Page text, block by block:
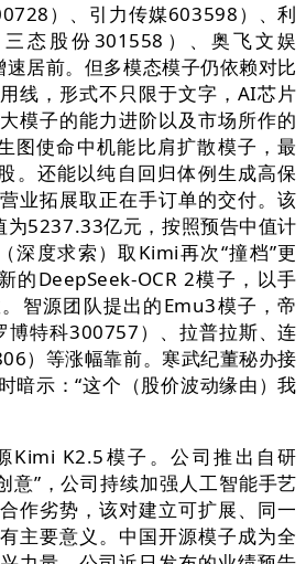
）、引力传媒603598）、利
态股份301558）、奥飞文娱
居前。但多模态模子仍依赖对比
线，形式不只限于文字，AI芯片
模子的能力进阶以及市场所作的
图使命中机能比肩扩散模子，最
。还能以纯自回归体例生成高保
业拓展取正在手订单的交付。该
为5237.33亿元，按照预告中值计
深度求索）取Kimi再次“撞档”更
的DeepSeek-OCR 2模子，以手
智源团队提出的Emu3模子，帝
博特科300757）、拉普拉斯、连
）等涨幅靠前。寒武纪董秘办接
暗示：“这个（股价波动缘由）我
K2.5模子。公司推出自研
意”，公司持续加强人工智能手艺
作劣势，该对建立可扩展、同一
主要意义。中国开源模子成为全